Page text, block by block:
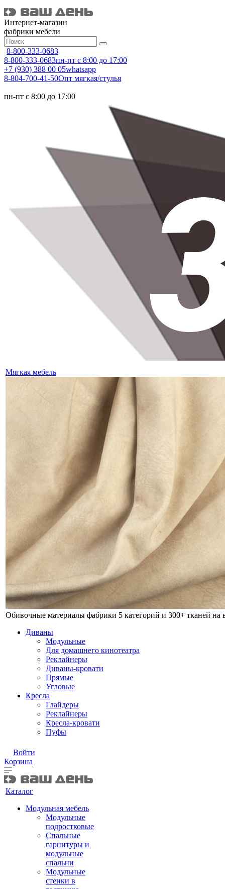
Интернет-магазин
фабрики мебели
8-800-333-0683
8-800-333-0683пн-пт с 8:00 до 17:00
+7 (930) 388 00 05whatsapp
8-804-700-41-50Опт мягкая/стулья
пн-пт с 8:00 до 17:00
Мягкая мебель
Обивочные материалы фабрики 5 категорий и 300+ тканей на
Диваны
Модульные
Для домашнего кинотеатра
Реклайнеры
Диваны-кровати
Прямые
Угловые
Кресла
Глайдеры
Реклайнеры
Кресла-кровати
Пуфы
Войти
Корзина
Каталог
Модульная мебель
Модульные
подростковые
Спальные
гарнитуры и
модульные
спальни
Модульные
стенки в